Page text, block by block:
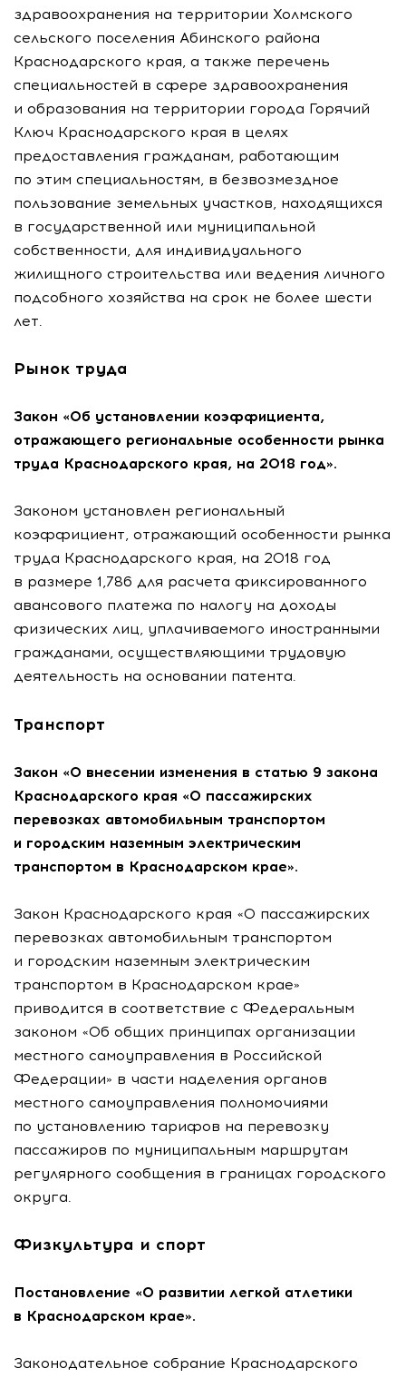
здравоохранения на территории Холмского
сельского поселения Абинского района
Краснодарского края, а также перечень
специальностей в сфере здравоохранения
и образования на территории города Горячий
Ключ Краснодарского края в целях
предоставления гражданам, работающим
по этим специальностям, в безвозмездное
пользование земельных участков, находящихся
в государственной или муниципальной
собственности, для индивидуального
жилищного строительства или ведения личного
подсобного хозяйства на срок не более шести
лет.
Рынок труда
Закон «Об установлении коэффициента,
отражающего региональные особенности рынка
труда Краснодарского края, на 2018 год».
Законом установлен региональный
коэффициент, отражающий особенности рынка
труда Краснодарского края, на 2018 год
в размере 1,786 для расчета фиксированного
авансового платежа по налогу на доходы
физических лиц, уплачиваемого иностранными
гражданами, осуществляющими трудовую
деятельность на основании патента.
Транспорт
Закон «О внесении изменения в статью 9 закона
Краснодарского края «О пассажирских
перевозках автомобильным транспортом
и городским наземным электрическим
транспортом в Краснодарском крае».
Закон Краснодарского края «О пассажирских
перевозках автомобильным транспортом
и городским наземным электрическим
транспортом в Краснодарском крае»
приводится в соответствие с Федеральным
законом «Об общих принципах организации
местного самоуправления в Российской
Федерации» в части наделения органов
местного самоуправления полномочиями
по установлению тарифов на перевозку
пассажиров по муниципальным маршрутам
регулярного сообщения в границах городского
округа.
Физкультура и спорт
Постановление «О развитии легкой атлетики
в Краснодарском крае».
Законодательное собрание Краснодарского